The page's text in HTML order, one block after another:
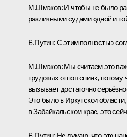
М.Шмаков: И чтобы не было
различными судами одной и
В.Путин: С этим полностью
М.Шмаков: Мы считаем это
трудовых отношениях, потому
вызывает достаточно
Это было в Иркутской
в Забайкальском крае, это
В.Путин: Не думаю, что это